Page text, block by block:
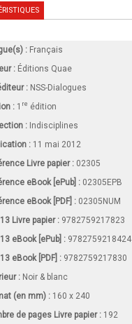
: Français
: Éditions Quae
: NSS-Dialogues
: 1 re édition
: Indisciplines
: 11 mai 2012
Livre papier : 02305
eBook [ePub] : 02305EPB
eBook [PDF] : 02305NUM
Livre papier : 9782759217823
eBook [ePub] : 9782759218424
eBook [PDF] : 9782759217830
: Noir & blanc
(en mm) : 160 x 240
de pages Livre papier: 192